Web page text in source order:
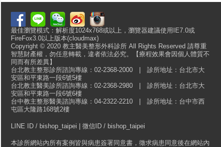
最佳瀏覽模式：解析度1024x768或以上，瀏覽器建議使用IE7.0或
FireFox3.0以上版本(cloudmax)
Copyright © 2020 教主醫美整形外科診所 All Rights Reserved 請尊重
智慧財產權，勿任意轉載，違者依法必究。【療程效果會因個人體質不
同而有所差異】
台北教主整形診所諮詢專線：02-2368-2000 | 診所地址：台北市大
安區和平東路一段6號5樓
台北教主醫美診所諮詢專線：02-2368-2980 | 診所地址：台北市大
安區和平東路一段6號6樓
台中教主整形醫美諮詢專線：04-2322-2210 | 診所地址：台中市西
屯區大隆路168號2樓
LINE ID / bishop_taipei | 微信ID / bishop_taipei
本診所網站內所有案例皆與病患簽署同意書，徵求病患同意後在網站內